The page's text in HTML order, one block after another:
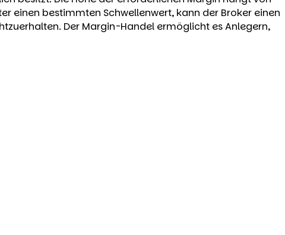
einen bestimmten Schwellenwert, kann der Broker einen
Der Margin-Handel ermöglicht es Anlegern,